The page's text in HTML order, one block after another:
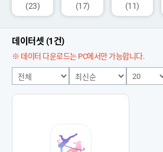
(23)
(17)
(11)
데이터셋 (1건)
※ 데이터 다운로드는 PC에서만 가능합니다.